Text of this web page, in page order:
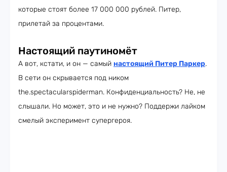
которые стоят более 17 000 000 рублей. Питер,
прилетай за процентами.
Настоящий паутиномёт
А вот, кстати, и он — самый настоящий Питер Паркер.
В сети он скрывается под ником
the.spectacularspiderman. Конфиденциальность? Не, не
слышали. Но может, это и не нужно? Поддержи лайком
смелый эксперимент супергероя.